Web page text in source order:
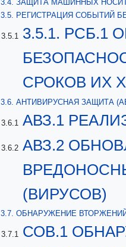
3.4. ЗАЩИТА МАШИННЫХ
3.5. РЕГИСТРАЦИЯ СОБЫТИЙ
3.5.1 3.5.1. РСБ.1
СРОКОВ ИХ
3.6. АНТИВИРУСНАЯ ЗАЩИТА
3.6.1 АВЗ.1
3.6.2 АВЗ.2
(ВИРУСОВ)
3.7. ОБНАРУЖЕНИЕ
3.7.1 СОВ.1